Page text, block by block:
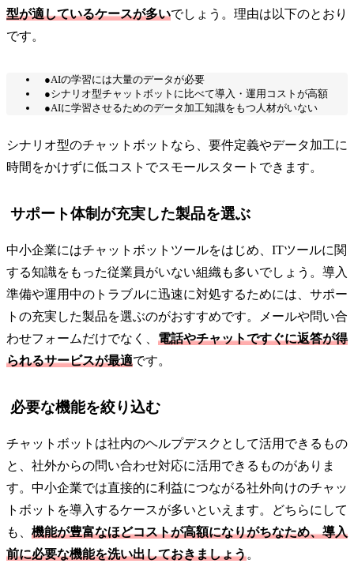
型が適しているケースが多いでしょう。理由は以下のとおり
です。
●AIの学習には大量のデータが必要
●シナリオ型チャットボットに比べて導入・運用コストが高額
●AIに学習させるためのデータ加工知識をもつ人材がいない
シナリオ型のチャットボットなら、要件定義やデータ加工に
時間をかけずに低コストでスモールスタートできます。
サポート体制が充実した製品を選ぶ
中小企業にはチャットボットツールをはじめ、ITツールに関
する知識をもった従業員がいない組織も多いでしょう。導入
準備や運用中のトラブルに迅速に対処するためには、サポー
トの充実した製品を選ぶのがおすすめです。メールや問い合
わせフォームだけでなく、 電話やチャットですぐに返答が得
られるサービスが最適です。
必要な機能を絞り込む
チャットボットは社内のヘルプデスクとして活用できるもの
と、社外からの問い合わせ対応に活用できるものがありま
す。中小企業では直接的に利益につながる社外向けのチャッ
トボットを導入するケースが多いといえます。どちらにして
も、 機能が豊富なほどコストが高額になりがちなため、導入
前に必要な機能を洗い出しておきましょう。